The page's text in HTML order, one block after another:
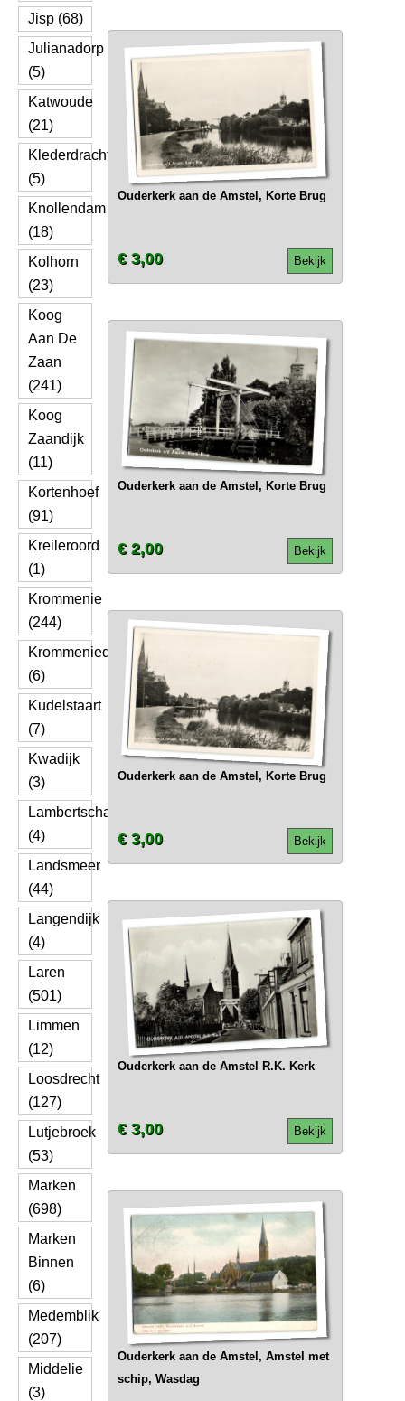
Jisp (68)
Julianadorp
(5)
Katwoude
(21)
Klederdracht
(5)
Knollendam
(18)
Kolhorn
(23)
Koog
Aan De
Zaan
(241)
Koog
Zaandijk
(11)
Kortenhoef
(91)
Kreileroord
(1)
Krommenie
(244)
Krommeniedijk
(6)
Kudelstaart
(7)
Kwadijk
(3)
Lambertschaag
(4)
Landsmeer
(44)
Langendijk
(4)
Laren
(501)
Limmen
(12)
Loosdrecht
(127)
Lutjebroek
(53)
Marken
(698)
Marken
Binnen
(6)
Medemblik
(207)
Middelie
(3)
Ouderkerk aan de Amstel, Korte Brug
Bekijk
€ 3,00
Ouderkerk aan de Amstel, Korte Brug
Bekijk
€ 2,00
Ouderkerk aan de Amstel, Korte Brug
Bekijk
€ 3,00
Ouderkerk aan de Amstel R.K. Kerk
Bekijk
€ 3,00
Ouderkerk aan de Amstel, Amstel met
schip, Wasdag